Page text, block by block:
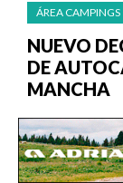
ÁREA CAMPINGS
NUEVO
DE
MANCHA